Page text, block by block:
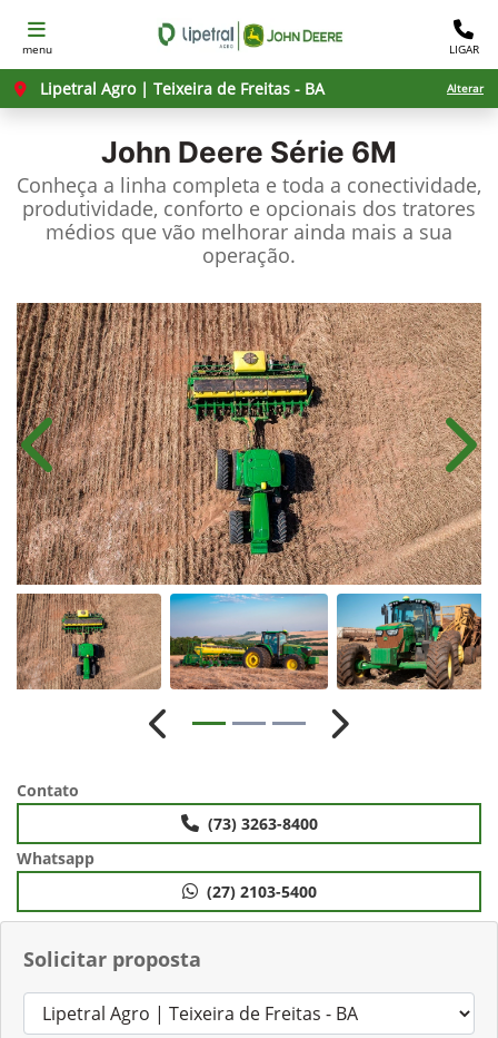
menu LIGAR
Lipetral Agro | Teixeira de Freitas - BA Alterar
John Deere Série 6M
Conheça a linha completa e toda a conectividade,
produtividade, conforto e opcionais dos tratores
médios que vão melhorar ainda mais a sua
operação.
Solicitar proposta
Anterior
Anterior Próximo
Contato
(73) 3263-8400
Whatsapp
(27) 2103-5400